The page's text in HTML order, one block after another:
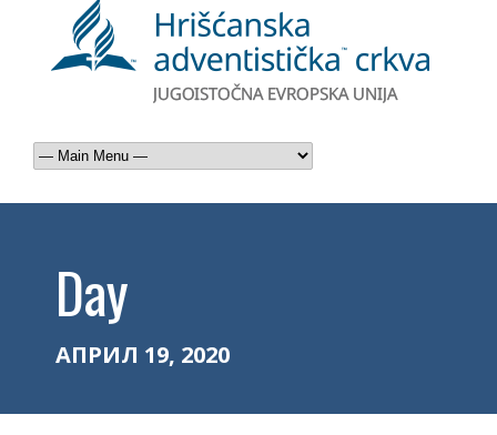
Day
АПРИЛ 19, 2020